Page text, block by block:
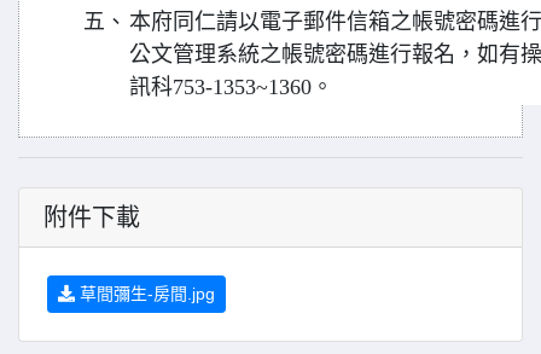
五、 本府同仁請以電子郵件信箱之帳號密碼進
公文管理系統之帳號密碼進行報名，如有
訊科753-1353~1360。
附件下載
草間彌生-房間.jpg